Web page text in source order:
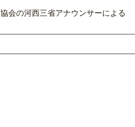
会の河西三省アナウンサーによる